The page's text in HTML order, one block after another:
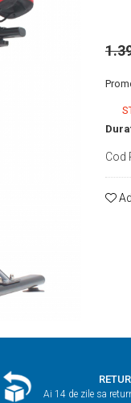
Cod
RETUR
Ai 14 de zile sa